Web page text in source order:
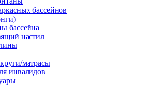
бассейнов
бассейна
настил
матрасы
инвалидов